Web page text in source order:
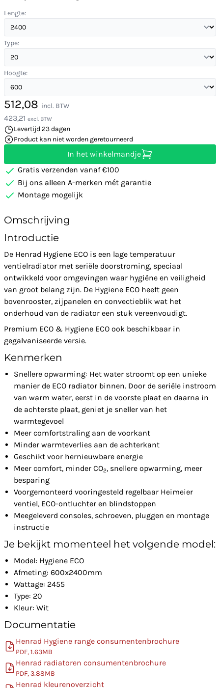
Lengte:
Type:
Hoogte:
512,08 incl. BTW
423,21 excl. BTW
Levertijd 23 dagen
Product kan niet worden geretourneerd
In het winkelmandje
Gratis verzenden vanaf €100
Bij ons alleen A-merken mét garantie
Montage mogelijk
Omschrijving
Introductie
De Henrad Hygiene ECO is een lage temperatuur
ventielradiator met seriële doorstroming, speciaal
ontwikkeld voor omgevingen waar hygiëne en veiligheid
van groot belang zijn. De Hygiene ECO heeft geen
bovenrooster, zijpanelen en convectieblik wat het
onderhoud van de radiator een stuk vereenvoudigt.
Premium ECO & Hygiene ECO ook beschikbaar in
gegalvaniseerde versie.
Kenmerken
Snellere opwarming: Het water stroomt op een unieke
manier de ECO radiator binnen. Door de seriële instroom
van warm water, eerst in de voorste plaat en daarna in
de achterste plaat, geniet je sneller van het
warmtegevoel
Meer comfortstraling aan de voorkant
Minder warmteverlies aan de achterkant
Geschikt voor hernieuwbare energie
Meer comfort, minder CO2, snellere opwarming, meer
besparing
Voorgemonteerd vooringesteld regelbaar Heimeier
ventiel, ECO-ontluchter en blindstoppen
Meegeleverd consoles, schroeven, pluggen en montage
instructie
Je bekijkt momenteel het volgende model:
Model: Hygiene ECO
Afmeting: 600x2400mm
Wattage: 2455
Type: 20
Kleur: Wit
Documentatie
Henrad Hygiene range consumentenbrochure
PDF, 1.63MB
Henrad radiatoren consumentenbrochure
PDF, 3.88MB
Henrad kleurenoverzicht